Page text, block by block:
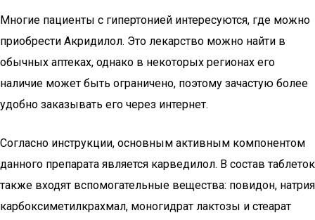
Многие пациенты с гипертонией интересуются, где можно
приобрести Акридилол. Это лекарство можно найти в
обычных аптеках, однако в некоторых регионах его
наличие может быть ограничено, поэтому зачастую более
удобно заказывать его через интернет.
Согласно инструкции, основным активным компонентом
данного препарата является карведилол. В состав таблеток
также входят вспомогательные вещества: повидон, натрия
карбоксиметилкрахмал, моногидрат лактозы и стеарат